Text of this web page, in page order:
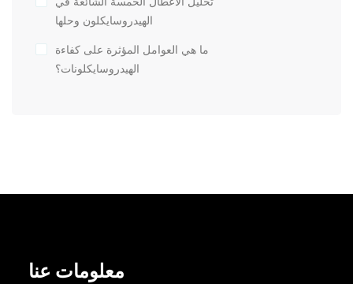
الهيدروسايكلون وحلها
ما هي العوامل المؤثرة على كفاءة
الهيدروسايكلونات؟
معلومات عنا